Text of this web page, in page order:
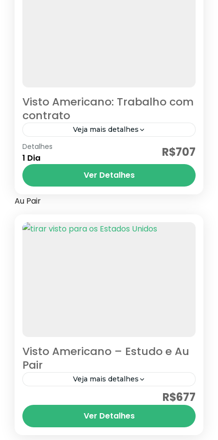
Visto Americano: Trabalho com
contrato
Veja mais detalhes
Visto B1
Estados Unidos
Detalhes
1 Dia R$707
Ver Detalhes
Au Pair
Visto Americano – Estudo e Au
Pair
Veja mais detalhes
R$677
Ver Detalhes